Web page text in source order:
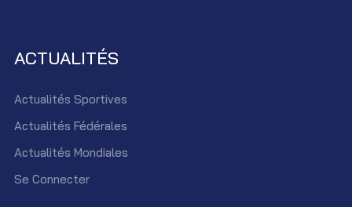
ACTUALITÉS
Actualités Sportives
Actualités Fédérales
Actualités Mondiales
Se Connecter